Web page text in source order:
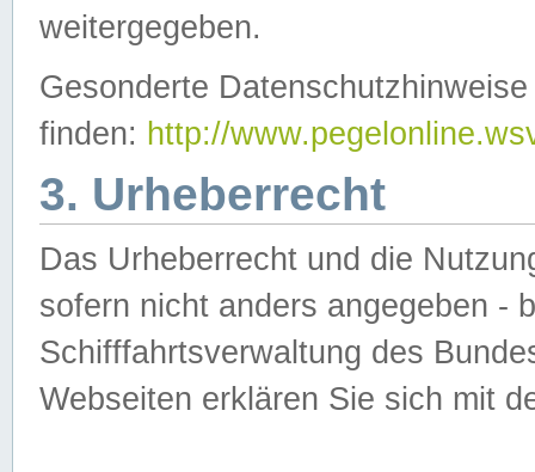
weitergegeben.
Gesonderte
finden: http://
3. Urheberrecht
Das Urheberrecht und die
sofern nicht anders angegeben -
Schifffahrtsverwaltung des
Webseiten erklären Sie sich mit